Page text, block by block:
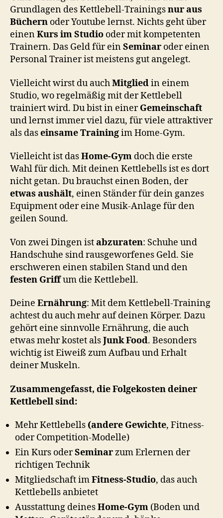
Grundlagen des Kettlebell-Trainingsnur aus
Büchern oder Youtube lernst. Nichts geht über
einenKurs im Studio oder mit kompetenten
Trainern. Das Geld für einSeminar oder einen
Personal Trainer ist meistens gut angelegt.
Vielleicht wirst du auchMitgliedin einem
Studio, wo regelmäßig mit der Kettlebell
trainiert wird. Du bist in einerGemeinschaft
und lernst immer viel dazu, für viele attraktiver
als daseinsame Trainingim Home-Gym.
Vielleicht ist dasHome-Gym doch die erste
Wahl für dich. Mit deinen Kettlebells ist es dort
nicht getan. Du brauchst einen Boden, der
etwas aushält, einen Ständer für dein ganzes
Equipment oder eine Musik-Anlage für den
geilen Sound.
Von zwei Dingen istabzuraten: Schuhe und
Handschuhe sind rausgeworfenes Geld. Sie
erschweren einen stabilen Stand und den
festen Griffum die Kettlebell.
Deine Ernährung: Mit dem Kettlebell-Training
achtest du auch mehr auf deinen Körper. Dazu
gehört eine sinnvolle Ernährung, die auch
etwas mehr kostet alsJunk Food. Besonders
wichtig ist Eiweiß zum Aufbau und Erhalt
deiner Muskeln.
Zusammengefasst, die Folgekosten deiner
Kettlebell sind:
Mehr Kettlebells (andere Gewichte, Fitness-
oder Competition-Modelle)
Ein Kurs oderSeminarzum Erlernen der
richtigen Technik
Mitgliedschaft imFitness-Studio, das auch
Kettlebells anbietet
Ausstattung deinesHome-Gym (Boden und